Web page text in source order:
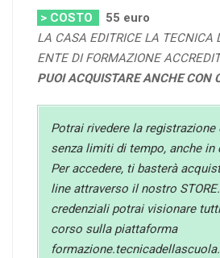
> COSTO 55 euro
LA CASA EDITRICE LA TECNICA
ENTE DI FORMAZIONE
PUOI ACQUISTARE ANCHE CON
Potrai rivedere la registrazione
senza limiti di tempo, anche in
Per accedere, ti basterà
line attraverso il nostro
credenziali potrai visionare
corso sulla piattaforma